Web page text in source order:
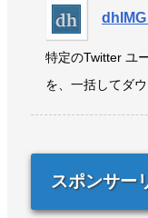
特定のTwitter ユ
を、一括してダ
スポンサー